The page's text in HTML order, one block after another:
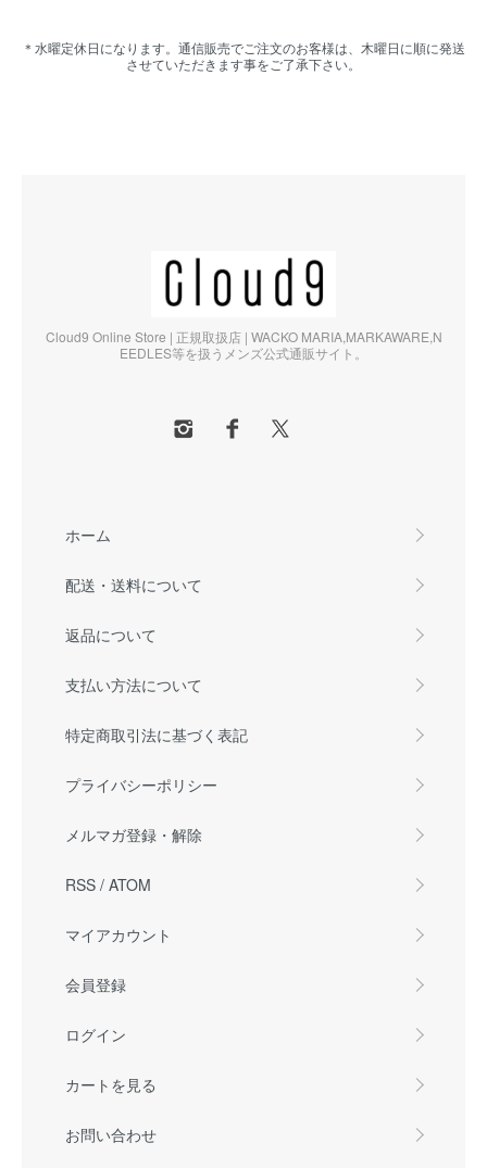
＊水曜定休日になります。通信販売でご注文のお客様は、木曜日に順に発送
させていただきます事をご了承下さい。
Cloud9 Online Store | 正規取扱店 | WACKO MARIA,MARKAWARE,N
EEDLES等を扱うメンズ公式通販サイト。
ホーム
配送・送料について
返品について
支払い方法について
特定商取引法に基づく表記
プライバシーポリシー
メルマガ登録・解除
RSS / ATOM
マイアカウント
会員登録
ログイン
カートを見る
お問い合わせ